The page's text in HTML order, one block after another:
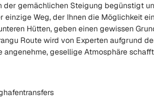
gemächlichen Steigung begünstigt
Weg, der Ihnen die Möglichkeit
Hütten, geben einen gewissen
Route wird von Experten aufgrund
gesellige Atmosphäre